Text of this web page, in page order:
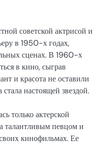
советской актрисой и
в 1950-х годах,
сценах. В 1960-х
в кино, сыграв
и красота не оставили
настоящей звездой.
только актерской
талантливым певцом и
кинофильмах. Ее